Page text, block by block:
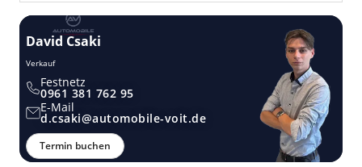
David Csaki
Verkauf
Festnetz
0961 381 762 95
E-Mail
d.csaki@automobile-voit.de
Termin buchen